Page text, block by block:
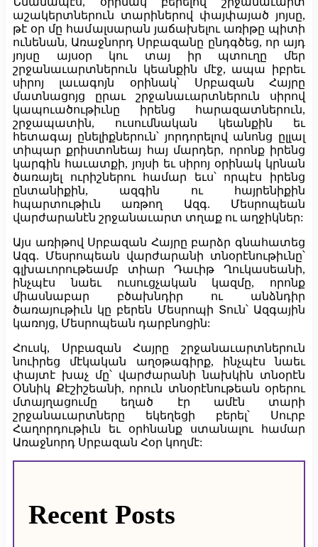
աշակերտներուն տարիներով փայփայած յոյսը,
թէ օր մը համալսարան յաճախելու առիթը պիտի
ունենան, Առաջնորդ Սրբազանը ընդգծեց, որ այդ
յոյսը այսօր կու տայ իր պտուղը մեր
շրջանաւարտներուն կեանքին մէջ, ապա իբրեւ
սիրոյ լաւագոյն օրինակ՝ Սրբազան Հայրը
մատնացոյց ըրաւ շրջանաւարտներուն սիրով
կապուածութիւնը իրենց հարազատներուն,
շրջապատին, ուսումնական կեանքին եւ
հետագայ ընելիքներուն՝ յորդորելով անոնց ըլլալ
տիպար քրիստոնեայ հայ մարդեր, որոնք իրենց
կարգին հաւատքի, յոյսի եւ սիրոյ օրինակ կրնան
ծառայել ուրիշներու համար եւս՝ որպէս իրենց
ընտանիքին, ազգին ու հայրենիքին
հպարտութիւն առթող Ազգ. Մեսրոպեան
վարժարանէն շրջանաւարտ տղաք ու աղջիկներ:
Այս առիթով Սրբազան Հայրը բարձր գնահատեց
Ազգ. Մեսրոպեան վարժարանի տնօրէնութիւնը՝
գլխաւորութեամբ տիար Դաւիթ Ղուկասեանի,
ինչպէս նաեւ ուսուցչական կազմը, որոնք
միասնաբար բծախնդիր ու անձնդիր
ծառայութիւն կը բերեն Մեսրոպի Տուն՝ Ազգային
կառոյց, Մեսրոպեան դարբնոցին:
Հուսկ, Սրբազան Հայրը շրջանաւարտներուն
նուիրեց մէկական աղօթագիրք, ինչպէս նաեւ
փայտէ խաչ մը՝ վարժարանի նախկին տնօրէն
Օննիկ Քէշիշեանի, որուն տնօրէնութեան օրերու
մտայղացումը եղած էր ամէն տարի
շրջանաւարտները եկեղեցի բերել՝ Սուրբ
Հաղորդութիւն եւ օրհնանք ստանալու համար
Առաջնորդ Սրբազան Հօր կողմէ:
Recent Posts